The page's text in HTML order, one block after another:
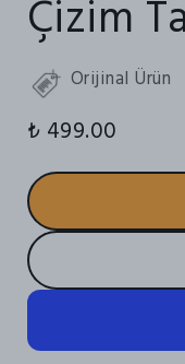
Çizim
Orijinal Ürün
₺ 499.00